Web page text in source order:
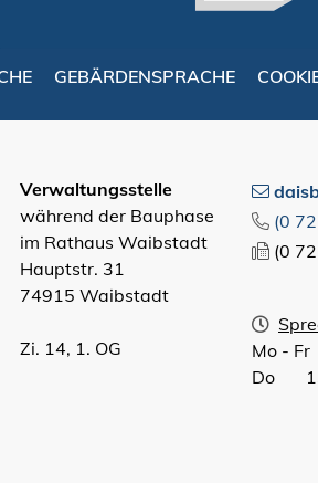
GEBÄRDENSPRACHE
Verwaltungsstelle
während der Bauphase
im Rathaus Waibstadt
Hauptstr. 31
74915 Waibstadt
Zi. 14, 1. OG
(0 72
(0 72
Mo -
Do